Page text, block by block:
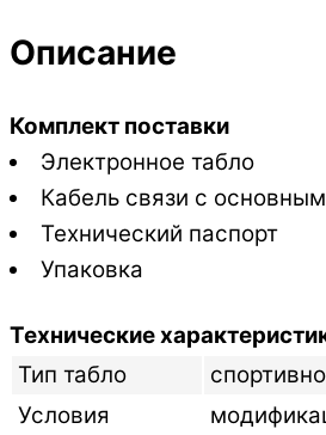
Описание
Комплект поставки
Электронное табло
Кабель связи с
Технический паспорт
Упаковка
Технические
Тип табло
Условия